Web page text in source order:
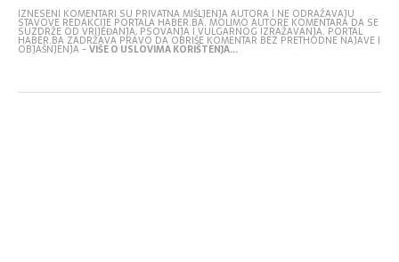
IZNESENI KOMENTARI SU PRIVATNA MIŠLJENJA AUTORA I NE ODRAŽAVAJU
STAVOVE REDAKCIJE PORTALA HABER.BA. MOLIMO AUTORE KOMENTARA DA SE
SUZDRŽE OD VRIJEĐANJA, PSOVANJA I VULGARNOG IZRAŽAVANJA. PORTAL
HABER.BA ZADRŽAVA PRAVO DA OBRIŠE KOMENTAR BEZ PRETHODNE NAJAVE I
OBJAŠNJENJA -VIŠE O USLOVIMA KORIŠTENJA...